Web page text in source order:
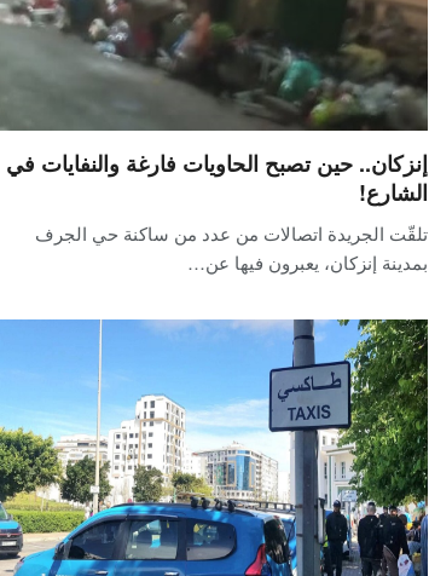
إنزكان.. حين تصبح الحاويات فارغة والنفايات في
الشارع!
تلقّت الجريدة اتصالات من عدد من ساكنة حي الجرف
بمدينة إنزكان، يعبرون فيها عن…